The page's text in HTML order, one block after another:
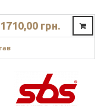
1710,00 грн.